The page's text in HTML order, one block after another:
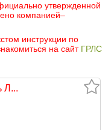
утвержденной
компанией–
инструкции по
на сайт ГРЛС
Л...